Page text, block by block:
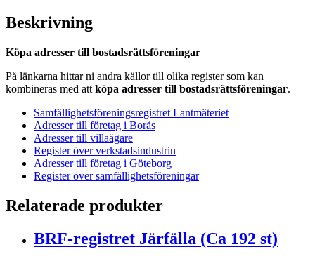
33
st)
Beskrivning
Köpa adresser till bostadsrättsföreningar
På länkarna hittar ni andra källor till olika register som kan
kombineras med att köpa adresser till bostadsrättsföreningar.
Samfällighetsföreningsregistret Lantmäteriet
Adresser till företag i Borås
Adresser till villaägare
Register över verkstadsindustrin
Adresser till företag i Göteborg
Register över samfällighetsföreningar
Relaterade produkter
BRF-registret Järfälla (Ca 192 st)